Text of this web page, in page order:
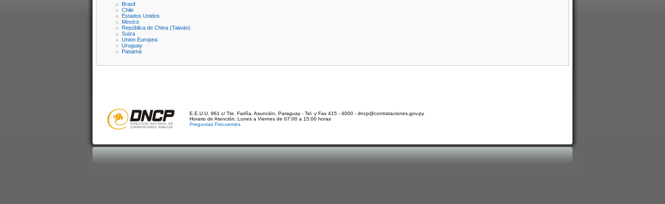
Brasil
Chile
Estados Unidos
Mexico
República de China (Taiwán)
Suiza
Union Europea
Uruguay
Panamá
E.E.U.U. 961 c/ Tte. Fariña. Asunción, Paraguay - Tel. y Fax 415 - 4000 - dncp@contrataciones.gov.py
Horario de Atención: Lunes a Viernes de 07:00 a 15:00 horas
Preguntas Frecuentes